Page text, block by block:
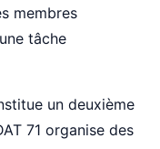
membres
tâche
un deuxième
71 organise des